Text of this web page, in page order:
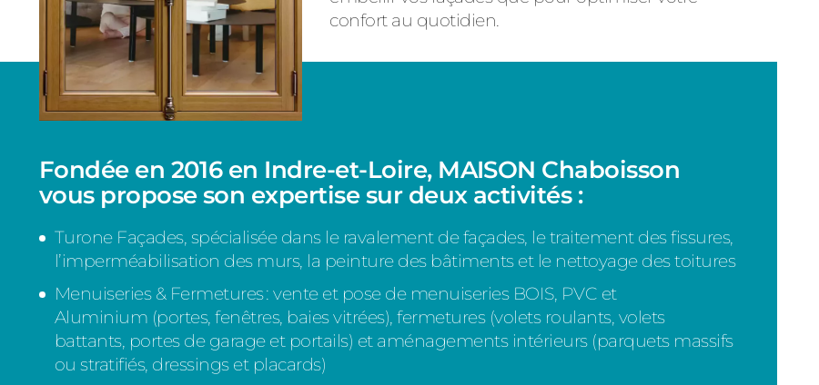
confort au quotidien.
Fondée en 2016 en Indre-et-Loire, MAISON Chaboisson
vous propose son expertise sur deux activités :
Turone Façades, spécialisée dans le ravalement de façades, le traitement des fissures,
l’imperméabilisation des murs, la peinture des bâtiments et le nettoyage des toitures
Menuiseries & Fermetures : vente et pose de menuiseries BOIS, PVC et
Aluminium (portes, fenêtres, baies vitrées), fermetures (volets roulants, volets
battants, portes de garage et portails) et aménagements intérieurs (parquets massifs
ou stratifiés, dressings et placards)